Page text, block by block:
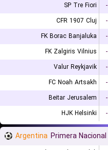
SP Tre Fiori
-
CFR 1907 Cluj
-
FK Borac Banjaluka
-
FK Zalgiris Vilnius
-
Valur Reykjavik
-
FC Noah Artsakh
-
Beitar Jerusalem
-
HJK Helsinki
-
Argentina Primera Nacional